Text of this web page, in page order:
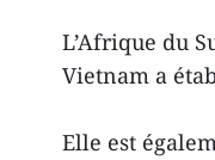
L’Afrique du
Vietnam a
Elle est